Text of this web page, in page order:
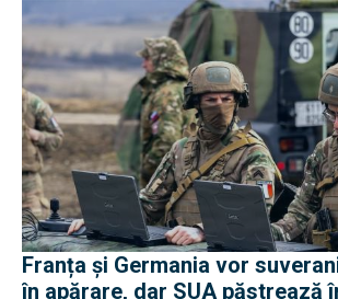
Franța și Germania vor
în apărare, dar SUA păstrează